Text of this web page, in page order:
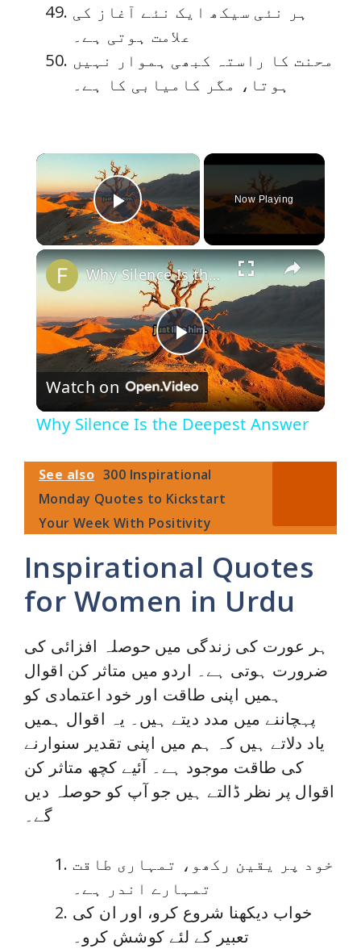
ہر نئی سیکھ ایک نئے آغاز کی
علامت ہوتی ہے۔
محنت کا راستہ کبھی ہموار نہیں
ہوتا، مگر کامیابی کا ہے۔
×
Play Video
Now Playing
×
P
l
y
d
e
o
Why Silence Is the Deepest Answer
Watch on
Why Silence Is the Deepest Answer
See also 300 Inspirational
Monday Quotes to Kickstart
Your Week With Positivity
Inspirational Quotes
for Women in Urdu
ہر عورت کی زندگی میں حوصلہ افزائی کی
ضرورت ہوتی ہے۔ اردو میں متاثر کن اقوال
ہمیں اپنی طاقت اور خود اعتمادی کو
پہچاننے میں مدد دیتے ہیں۔ یہ اقوال ہمیں
یاد دلاتے ہیں کہ ہم میں اپنی تقدیر سنوارنے
کی طاقت موجود ہے۔ آئیے کچھ متاثر کن
اقوال پر نظر ڈالتے ہیں جو آپ کو حوصلہ دیں
گے۔
خود پر یقین رکھو، تمہاری طاقت
تمہارے اندر ہے۔
خواب دیکھنا شروع کرو، اور ان کی
تعبیر کے لئے کوشش کرو۔